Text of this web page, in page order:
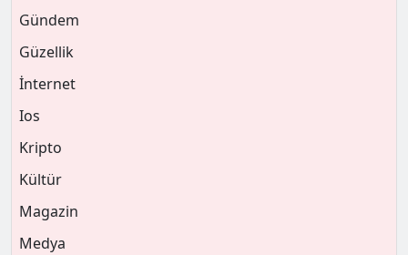
Gündem
Güzellik
İnternet
Ios
Kripto
Kültür
Magazin
Medya